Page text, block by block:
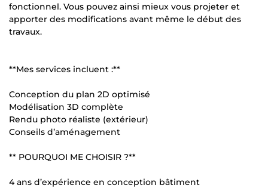
fonctionnel. Vous pouvez ainsi mieux vous projeter et
apporter des modifications avant même le début des
travaux.
**Mes services incluent :**
Conception du plan 2D optimisé
Modélisation 3D complète
Rendu photo réaliste (extérieur)
Conseils d’aménagement
** POURQUOI ME CHOISIR ?**
4 ans d’expérience en conception bâtiment